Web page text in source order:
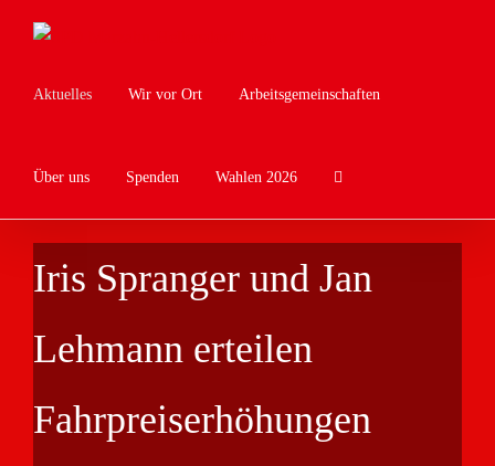
Inhalt
Aktuelles Wir vor Ort Arbeitsgemeinschaften
Über uns Spenden Wahlen 2026
Iris Spranger und Jan
Lehmann erteilen
Fahrpreiserhöhungen